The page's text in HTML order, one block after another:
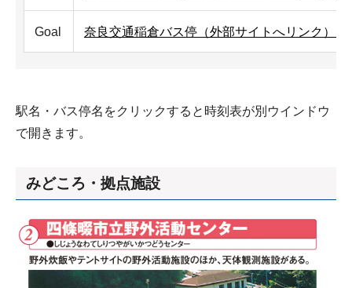
Goal 奈良交通稲倉バス停（外部サイトへリンク）
駅名・バス停名をクリックすると時刻表が別ウインドウ
で開きます。
みどころ・拠点施設